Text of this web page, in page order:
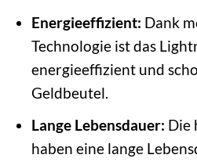
Energieeffizient: Dank
Technologie ist das
energieeffizient und
Geldbeutel.
Lange Lebensdauer: Die
haben eine lange